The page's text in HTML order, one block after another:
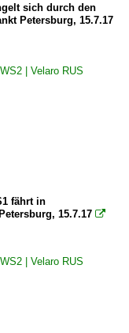
sich durch den
Petersburg, 15.7.17
| Velaro RUS
fährt in
15.7.17 
| Velaro RUS